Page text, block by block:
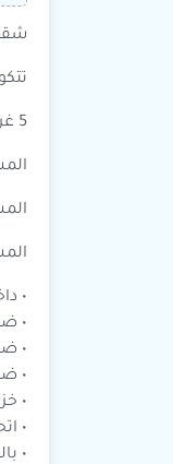
5 غرف + صالة + مطبخ + 3 دورات مياه
المساحة /
المساحة/
المساحة /
•
•
•
•
•
•
•